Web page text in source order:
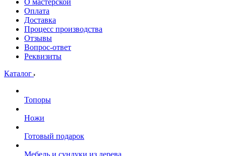
О мастерской
Оплата
Доставка
Процесс производства
Отзывы
Вопрос-ответ
Реквизиты
Каталог
Топоры
Ножи
Готовый подарок
Мебель и сундуки из дерева